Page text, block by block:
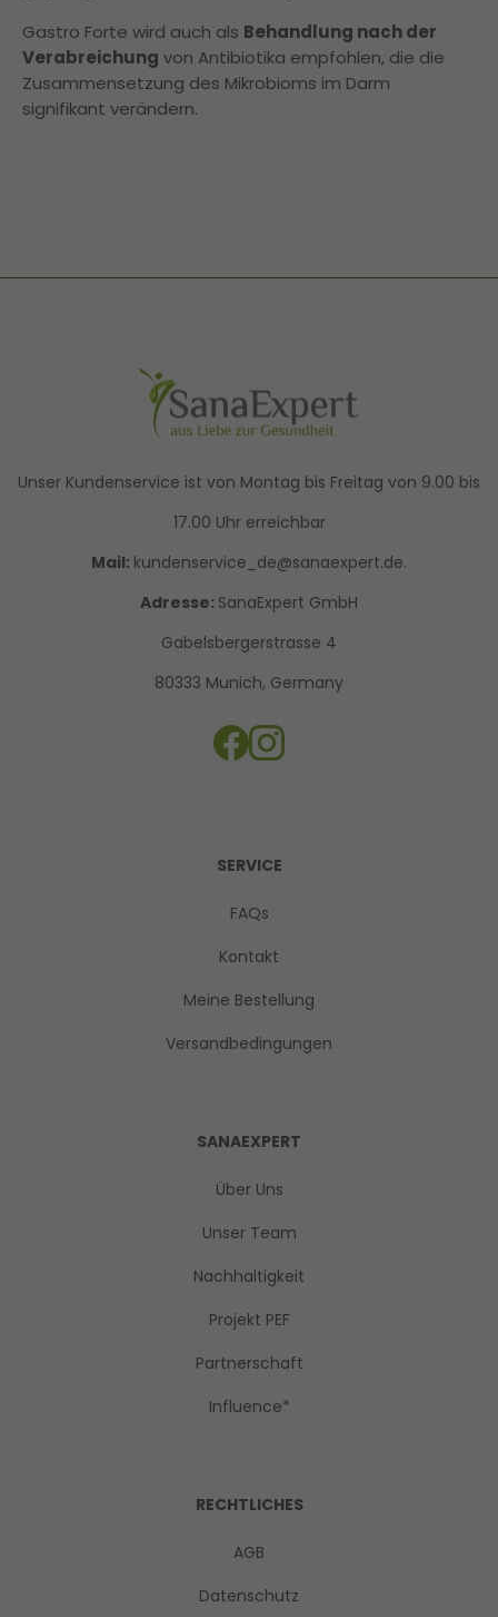
Gastro Forte wird auch als Behandlung nach der
Verabreichung von Antibiotika empfohlen, die die
Zusammensetzung des Mikrobioms im Darm
signifikant verändern.
Unser Kundenservice ist von Montag bis Freitag von 9.00 bis
17.00 Uhr erreichbar
Mail: kundenservice_de@sanaexpert.de.
Adresse: SanaExpert GmbH
Gabelsbergerstrasse 4
80333 Munich, Germany
SERVICE
FAQs
Kontakt
Meine Bestellung
Versandbedingungen
SANAEXPERT
Über Uns
Unser Team
Nachhaltigkeit
Projekt PEF
Partnerschaft
Influence*
RECHTLICHES
AGB
Datenschutz